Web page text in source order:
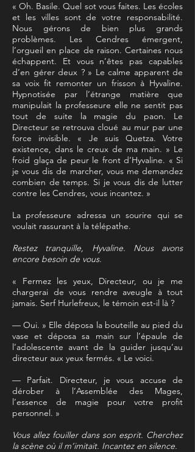
« Oh. Basile. Quel sot vous faites. Les écoles
et les villes sont de votre responsabilité.
Nous gérons de bien plus grands
problèmes. Les Cendres émergent,
l’orgueil en place de raison. Certaines nous
échappent. Et vous n’êtes pas capables
d’en gérer deux ? » Le calme apparent de
sa voix fit remonter un frisson à Hyvaline.
Hypnotisée par l’étrange matière que
manipulait la professeure elle ne sentit pas
tout de suite la magie du paon. Le
Directeur se retrouva cloué au mur par une
force invisible. « Je suis Quetza. Votre
existence, dans le creux de ma main. » Le
froid glaça de peur le front d’Hyvaline. « Si
je vous dis de marcher, vous me demandez
combien de temps. Si je vous dis de lutter
contre les Cendres, vous incantez. »
La professeure adressa un sourire qui se
voulait rassurant à la télépathe.
Restez tranquille, Hyvaline. Nous avons
encore besoin de vous.
« Fermez les yeux, Directeur, ou je me
chargerai de vous rendre aveugle à tout
jamais. Serf Hurlefreux, le témoin est-il là ?
— Oui. » Elle déposa la bouteille au pied du
vase et déposa sa main sur l’épaule de
l’adolescente avant de la guider jusqu’au
directeur aux yeux fermés. « Le voici.
— Parfait. Directeur, je vous accuse de
dérober à l’Assemblée des Mages,
l’essence de magie pour votre profit
personnel. »
Vous allez fouiller dans son esprit. Cherchez
la scène où il m’imitait. Incantez en silence.